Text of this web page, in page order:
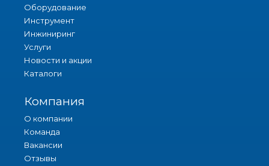
Оборудование
Инструмент
Инжиниринг
Услуги
Новости и акции
Каталоги
Компания
О компании
Команда
Вакансии
Отзывы